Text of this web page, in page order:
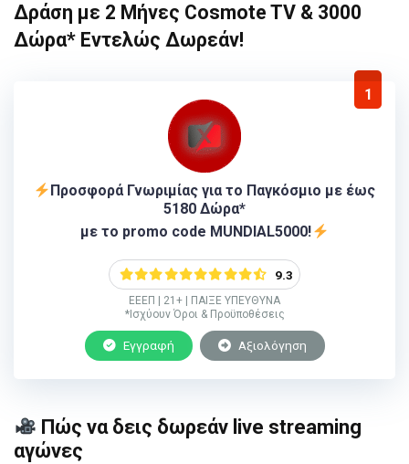
Δράση με 2 Μήνες Cosmote TV & 3000
Δώρα* Εντελώς Δωρεάν!
1
Προσφορά Γνωριμίας για το Παγκόσμιο με έως
5180 Δώρα*
με το promo code MUNDIAL5000!
9.3
ΕΕΕΠ | 21+ | ΠΑΙΞΕ ΥΠΕΥΘΥΝΑ
*Ισχύουν Όροι & Προϋποθέσεις
Εγγραφή Αξιολόγηση
Πώς να δεις δωρεάν live streaming
αγώνες